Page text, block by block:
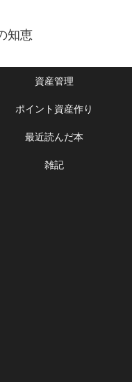
知恵
資産管理
ポイント資産作り
最近読んだ本
雑記